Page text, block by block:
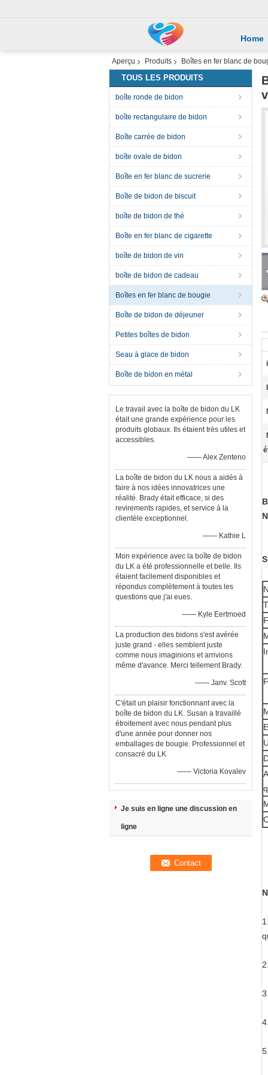
Home
Aperçu Produits Boîtes en fer blanc de
TOUS LES PRODUITS
boîte ronde de bidon
boîte rectangulaire de bidon
Boîte carrée de bidon
boîte ovale de bidon
Boîte en fer blanc de sucrerie
Boîte de bidon de biscuit
boîte de bidon de thé
Boîte en fer blanc de cigarette
boîte de bidon de vin
boîte de bidon de cadeau
Boîtes en fer blanc de bougie
Boîte de bidon de déjeuner
Petites boîtes de bidon
Seau à glace de bidon
Boîte de bidon en métal
Le travail avec la boîte de bidon du LK
était une grande expérience pour les
produits globaux. Ils étaient très utiles et
accessibles.
—— Alex Zenteno
La boîte de bidon du LK nous a aidés à
faire à nos idées innovatrices une
réalité. Brady était efficace, si des
revirements rapides, et service à la
clientèle exceptionnel.
—— Kathie L
Mon expérience avec la boîte de bidon
du LK a été professionnelle et belle. Ils
étaient facilement disponibles et
répondus complètement à toutes les
questions que j'ai eues.
—— Kyle Eertmoed
La production des bidons s'est avérée
juste grand - elles semblent juste
comme nous imaginions et arrivions
même d'avance. Merci tellement Brady.
—— Janv. Scott
C'était un plaisir fonctionnant avec la
boîte de bidon du LK. Susan a travaillé
étroitement avec nous pendant plus
d'une année pour donner nos
emballages de bougie. Professionnel et
consacré du LK
—— Victoria Kovalev
Je suis en ligne une discussion en
ligne
1.